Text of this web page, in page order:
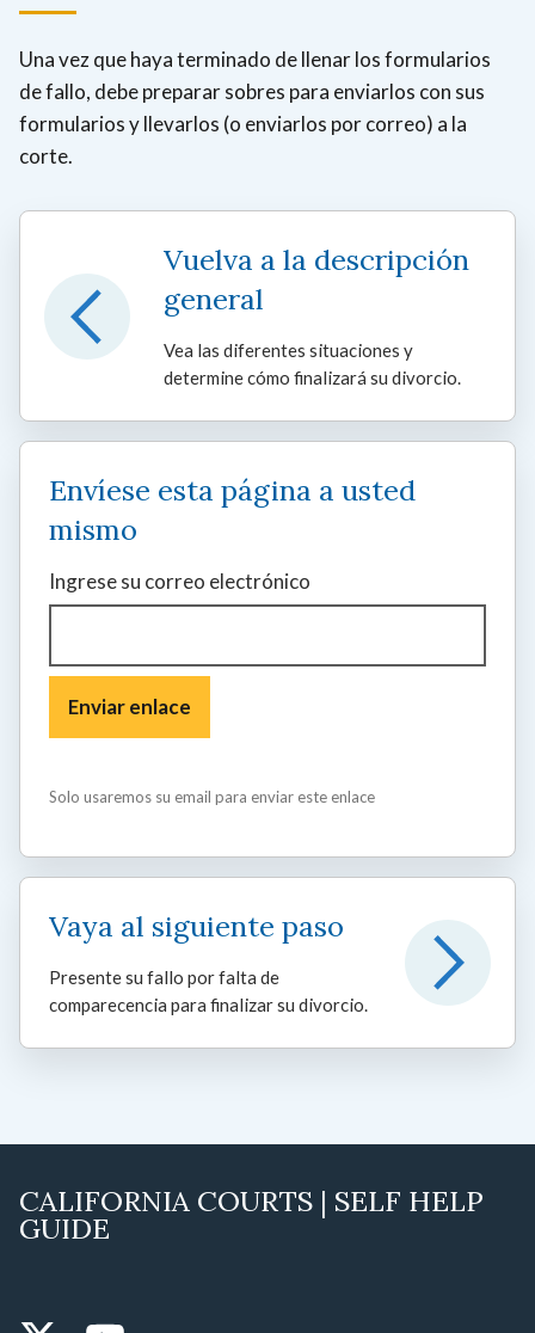
Una vez que haya terminado de llenar los formularios
de fallo, debe preparar sobres para enviarlos con sus
formularios y llevarlos (o enviarlos por correo) a la
corte.
Vuelva a la descripción
general
Vea las diferentes situaciones y
determine cómo finalizará su divorcio.
Envíese esta página a usted
mismo
Ingrese su correo electrónico
Solo usaremos su email para enviar este enlace
Vaya al siguiente paso
Presente su fallo por falta de
comparecencia para finalizar su divorcio.
CALIFORNIA COURTS | SELF HELP
GUIDE